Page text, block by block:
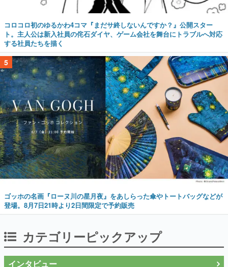
コロコロ初のゆるかわ4コマ『まだサ終しないんですか？』公開スター
ト。主人公は新入社員の侘石ダイヤ、ゲーム会社を舞台にトラブルへ対応
する社員たちを描く
5
ゴッホの名画『ローヌ川の星月夜』をあしらった傘やトートバッグなどが
登場。8月7日21時より2日間限定で予約販売
カテゴリーピックアップ
インタビュー